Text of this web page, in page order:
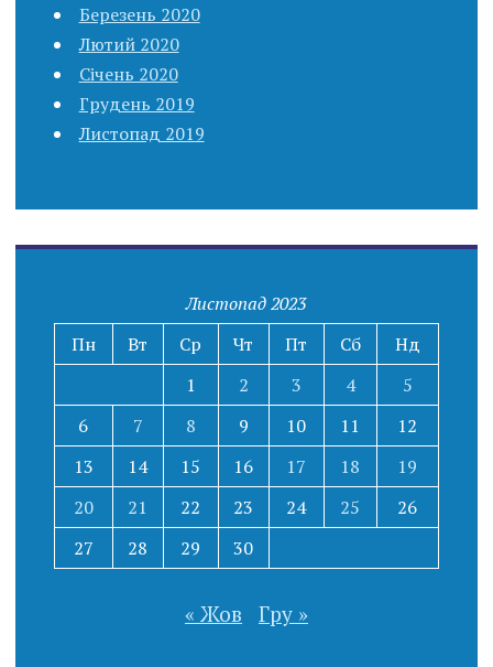
Березень 2020
Лютий 2020
Січень 2020
Грудень 2019
Листопад 2019
Листопад 2023
Пн
Вт Ср Чт Пт Сб
Нд
1
2 3 4
5
6
7 8 9 10 11
12
13
14 15 16 17 18
19
20
21 22 23 24 25
26
27
28 29 30
« Жов Гру »